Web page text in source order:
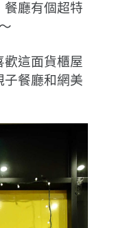
餐廳有個超特
這面貨櫃屋
子餐廳和網美